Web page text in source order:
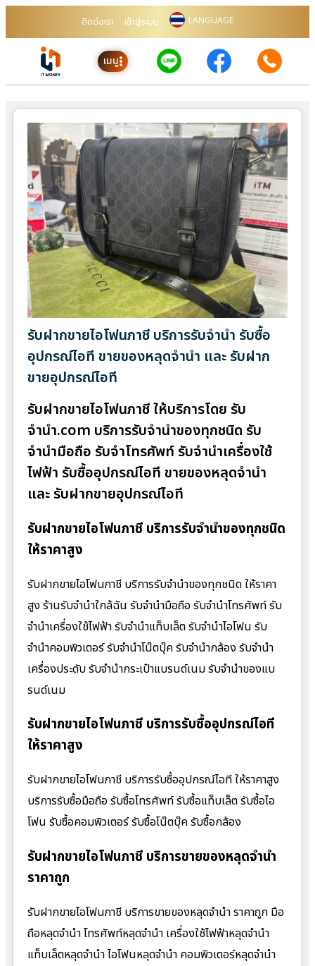
ติดต่อเรา เข้าสู่ระบบ LANGUAGE
เมนู
รับฝากขายไอโฟนภาชี บริการรับจำนำ รับซื้อ
อุปกรณ์ไอที ขายของหลุดจำนำ และ รับฝาก
ขายอุปกรณ์ไอที
รับฝากขายไอโฟนภาชี ให้บริการโดย รับ
จํานํา.com บริการรับจำนำของทุกชนิด รับ
จำนำมือถือ รับจำโทรศัพท์ รับจำนำเครื่องใช้
ไฟฟ้า รับซื้ออุปกรณ์ไอที ขายของหลุดจำนำ
และ รับฝากขายอุปกรณ์ไอที
รับฝากขายไอโฟนภาชี บริการรับจำนำของทุกชนิด
ให้ราคาสูง
รับฝากขายไอโฟนภาชี บริการรับจำนำของทุกชนิด ให้ราคา
สูง ร้านรับจํานําใกล้ฉัน รับจำนำมือถือ รับจำนำโทรศัพท์ รับ
จำนำเครื่องใช้ไฟฟ้า รับจำนำแท็บเล็ต รับจำนำไอโฟน รับ
จำนำคอมพิวเตอร์ รับจำนำโน๊ตบุ๊ค รับจำนำกล้อง รับจำนำ
เครื่องประดับ รับจำนำกระเป๋าแบรนด์เนม รับจำนำของแบ
รนด์เนม
รับฝากขายไอโฟนภาชี บริการรับซื้ออุปกรณ์ไอที
ให้ราคาสูง
รับฝากขายไอโฟนภาชี บริการรับซื้ออุปกรณ์ไอที ให้ราคาสูง
บริการรับซื้อมือถือ รับซื้อโทรศัพท์ รับซื้อแท็บเล็ต รับซื้อไอ
โฟน รับซื้อคอมพิวเตอร์ รับซื้อโน๊ตบุ๊ค รับซื้อกล้อง
รับฝากขายไอโฟนภาชี บริการขายของหลุดจำนำ
ราคาถูก
รับฝากขายไอโฟนภาชี บริการขายของหลุดจำนำ ราคาถูก มือ
ถือหลุดจำนำ โทรศัพท์หลุดจำนำ เครื่องใช้ไฟฟ้าหลุดจำนำ
แท็บเล็ตหลุดจำนำ ไอโฟนหลุดจำนำ คอมพิวเตอร์หลุดจำนำ